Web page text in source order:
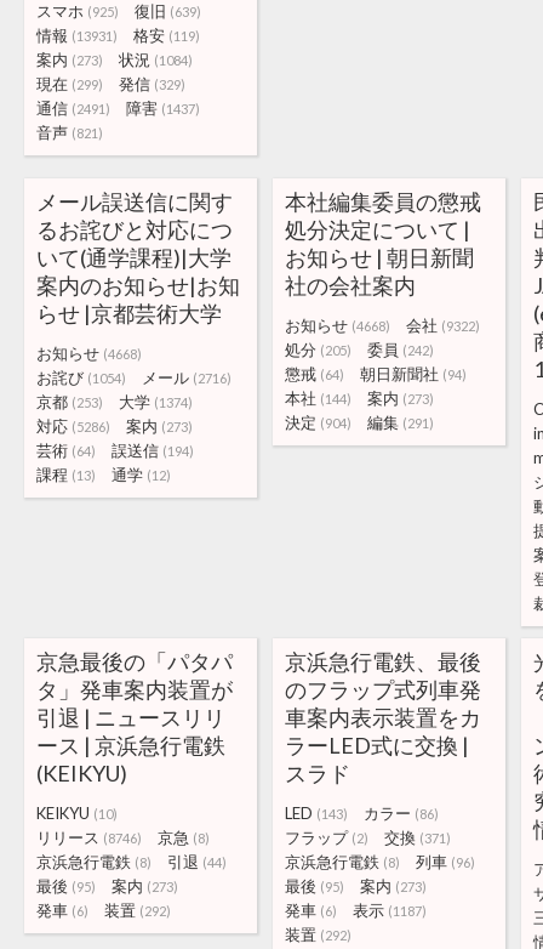
スマホ (925) 復旧 (639)
情報 (13931) 格安 (119)
案内 (273) 状況 (1084)
現在 (299) 発信 (329)
通信 (2491) 障害 (1437)
音声 (821)
メール誤送信に関す
るお詫びと対応につ
いて(通学課程)|大学
案内のお知らせ|お知
らせ |京都芸術大学
お知らせ (4668)
お詫び (1054) メール (2716)
京都 (253) 大学 (1374)
対応 (5286) 案内 (273)
芸術 (64) 誤送信 (194)
課程 (13) 通学 (12)
本社編集委員の懲戒
処分決定について |
お知らせ | 朝日新聞
社の会社案内
お知らせ (4668) 会社 (9322)
処分 (205) 委員 (242)
懲戒 (64) 朝日新聞社 (94)
本社 (144) 案内 (273)
決定 (904) 編集 (291)
京急最後の「パタパ
タ」発車案内装置が
引退 | ニュースリリ
ース | 京浜急行電鉄
(KEIKYU)
KEIKYU (10)
リリース (8746) 京急 (8)
京浜急行電鉄 (8) 引退 (44)
最後 (95) 案内 (273)
発車 (6) 装置 (292)
京浜急行電鉄、最後
のフラップ式列車発
車案内表示装置をカ
ラーLED式に交換 |
スラド
LED (143) カラー (86)
フラップ (2) 交換 (371)
京浜急行電鉄 (8) 列車 (96)
最後 (95) 案内 (273)
発車 (6) 表示 (1187)
装置 (292)